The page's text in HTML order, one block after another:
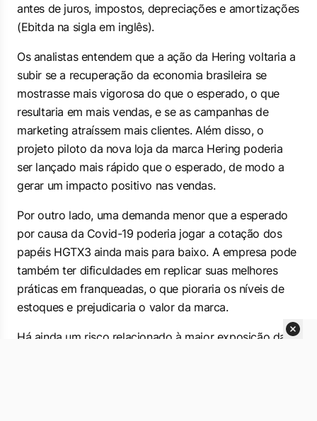
antes de juros, impostos, depreciações e amortizações
(Ebitda na sigla em inglês).
Os analistas entendem que a ação da Hering voltaria a
subir se a recuperação da economia brasileira se
mostrasse mais vigorosa do que o esperado, o que
resultaria em mais vendas, e se as campanhas de
marketing atraíssem mais clientes. Além disso, o
projeto piloto da nova loja da marca Hering poderia
ser lançado mais rápido que o esperado, de modo a
gerar um impacto positivo nas vendas.
Por outro lado, uma demanda menor que a esperado
por causa da Covid-19 poderia jogar a cotação dos
papéis HGTX3 ainda mais para baixo. A empresa pode
também ter dificuldades em replicar suas melhores
práticas em franqueadas, o que pioraria os níveis de
estoques e prejudicaria o valor da marca.
Há ainda um risco relacionado à maior exposição da